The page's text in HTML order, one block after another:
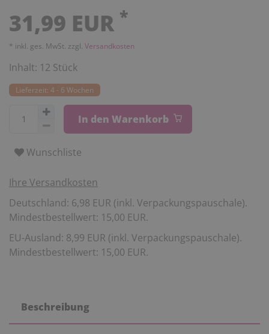
31,99 EUR *
* inkl. ges. MwSt. zzgl. Versandkosten
Inhalt: 12 Stück
Lieferzeit: 4 - 6 Wochen
In den Warenkorb
Wunschliste
Ihre Versandkosten
Deutschland: 6,98 EUR (inkl. Verpackungspauschale).
Mindestbestellwert: 15,00 EUR.
EU-Ausland: 8,99 EUR (inkl. Verpackungspauschale).
Mindestbestellwert: 15,00 EUR.
Beschreibung